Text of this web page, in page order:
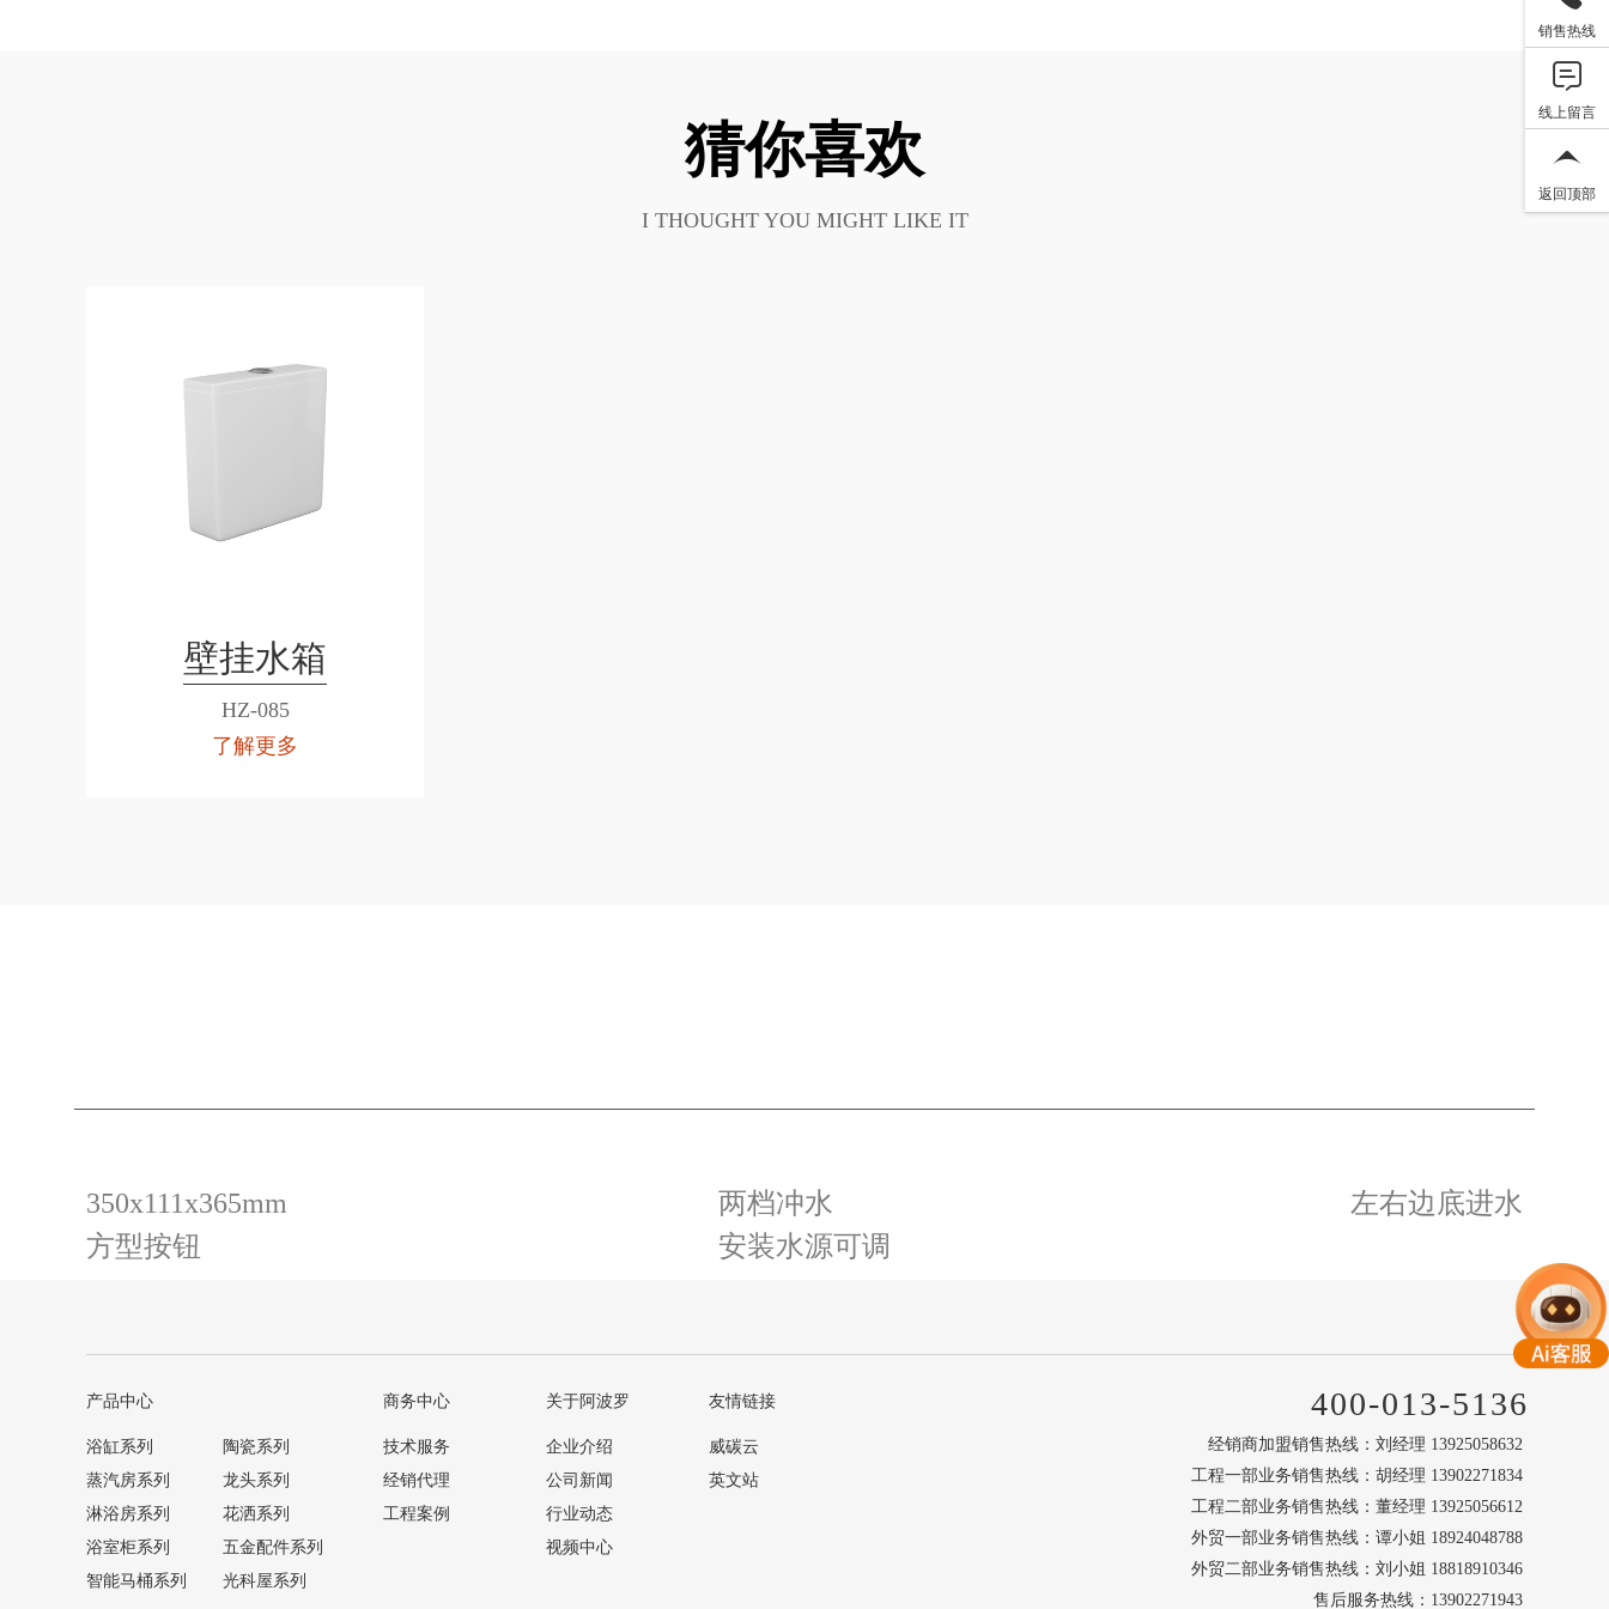
猜你喜欢
I THOUGHT YOU MIGHT LIKE IT
壁挂水箱
HZ-085
了解更多
350x111x365mm
方型按钮
两档冲水
安装水源可调
左右边底进水
产品中心
浴缸系列
蒸汽房系列
淋浴房系列
浴室柜系列
智能马桶系列
陶瓷系列
龙头系列
花洒系列
五金配件系列
光科屋系列
商务中心
技术服务
经销代理
工程案例
关于阿波罗
企业介绍
公司新闻
行业动态
视频中心
友情链接
威碳云
英文站
400-013-5136
经销商加盟销售热线：刘经理 13925058632
工程一部业务销售热线：胡经理 13902271834
工程二部业务销售热线：董经理 13925056612
外贸一部业务销售热线：谭小姐 18924048788
外贸二部业务销售热线：刘小姐 18818910346
售后服务热线：13902271943
销售热线
线上留言
返回顶部